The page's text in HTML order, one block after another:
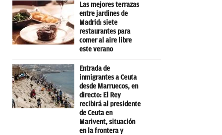
Las mejores terrazas
entre jardines de
Madrid: siete
restaurantes para
comer al aire libre
este verano
Entrada de
inmigrantes a Ceuta
desde Marruecos, en
directo: El Rey
recibirá al presidente
de Ceuta en
Marivent, situación
en la frontera y